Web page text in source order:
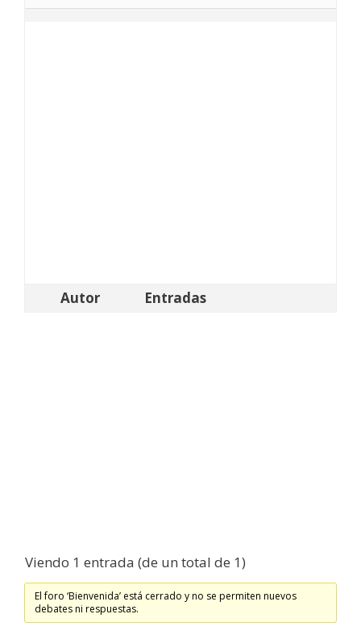
Autor Entradas
Viendo 1 entrada (de un total de 1)
El foro ‘Bienvenida’ está cerrado y no se permiten nuevos
debates ni respuestas.